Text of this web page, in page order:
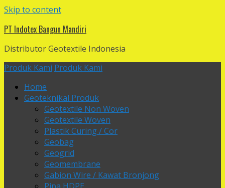
Skip to content
PT Indotex Bangun Mandiri
Distributor Geotextile Indonesia
Produk Kami Produk Kami
Home
Geoteknikal Produk
Geotextile Non Woven
Geotextile Woven
Plastik Curing / Cor
Geobag
Geogrid
Geomembrane
Gabion Wire / Kawat Bronjong